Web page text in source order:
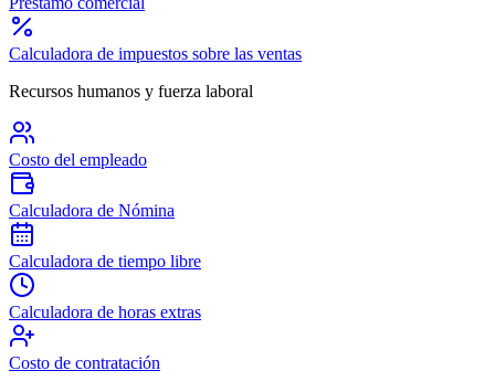
Calculadora de impuestos sobre las ventas
Recursos humanos y fuerza laboral
Costo del empleado
Calculadora de Nómina
Calculadora de tiempo libre
Calculadora de horas extras
Costo de contratación